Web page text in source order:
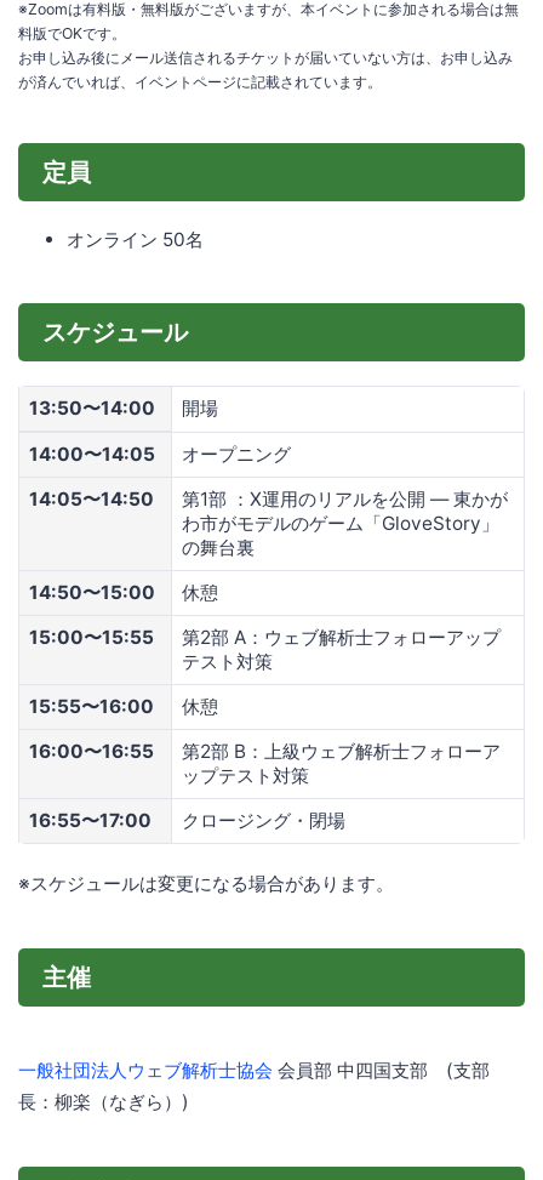
※Zoomは有料版・無料版がございますが、本イベントに参加される場合は無
料版でOKです。
お申し込み後にメール送信されるチケットが届いていない方は、お申し込み
が済んでいれば、イベントページに記載されています。
定員
オンライン 50名
スケジュール
13:50〜14:00
開場
14:00〜14:05
オープニング
14:05〜14:50
第1部 ：X運用のリアルを公開 ― 東かが
わ市がモデルのゲーム「GloveStory」
の舞台裏
14:50〜15:00
休憩
15:00〜15:55
第2部 A：ウェブ解析士フォローアップ
テスト対策
15:55〜16:00
休憩
16:00〜16:55
第2部 B：上級ウェブ解析士フォローア
ップテスト対策
16:55〜17:00
クロージング・閉場
※スケジュールは変更になる場合があります。
主催
一般社団法人ウェブ解析士協会 会員部 中四国支部 (支部
長：柳楽（なぎら）)